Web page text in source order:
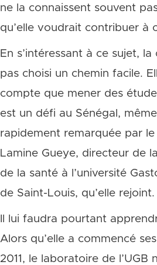
ne la connaissent souvent
qu’elle voudrait contribuer à
En s’intéressant à ce sujet, la
pas choisi un chemin facile.
compte que mener des
est un défi au Sénégal,
rapidement remarquée par
Lamine Gueye, directeur de
de la santé à l’université
de Saint-Louis, qu’elle rejoint.
Il lui faudra pourtant
Alors qu’elle a commencé
2011, le laboratoire de l’UGB